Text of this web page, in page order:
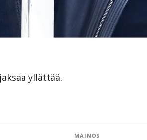
jaksaa yllättää.
MAINOS